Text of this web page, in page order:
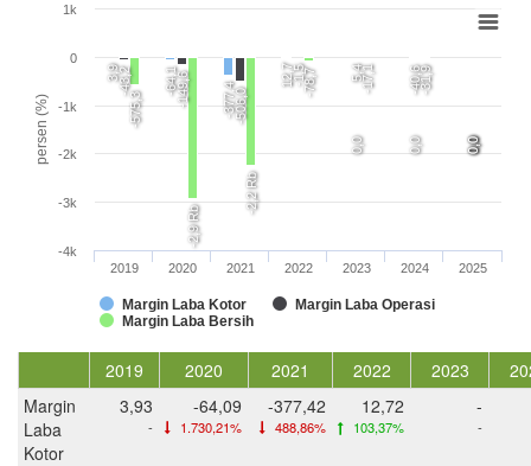
persen (%)
3,9 -64,1
-377,4
12,7
0,0 0,0 0,0
-43,2 -149,6 -506,0
-1,5 5,4 -40,6
0,0
-575,3
-2,9 Rb
-2,2 Rb
-78,7 -17,1 -31,9
0,0
Margin Laba Kotor
Margin Laba Operasi
Margin Laba Bersih
2019 2020 2021 2022 2023 2024 2025
-4k
-3k
-2k
-1k
0
1k
2019 2020 2021 2022 2023
Margin
Laba
Kotor
3,93
-
-64,09
1.730,21%
-377,42
488,86%
12,72
103,37%
-
-